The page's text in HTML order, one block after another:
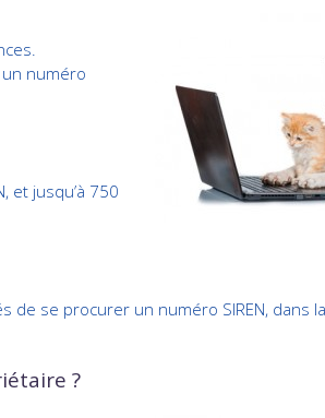
numéro
et jusqu’à 750
se procurer un numéro SIREN, dans
?